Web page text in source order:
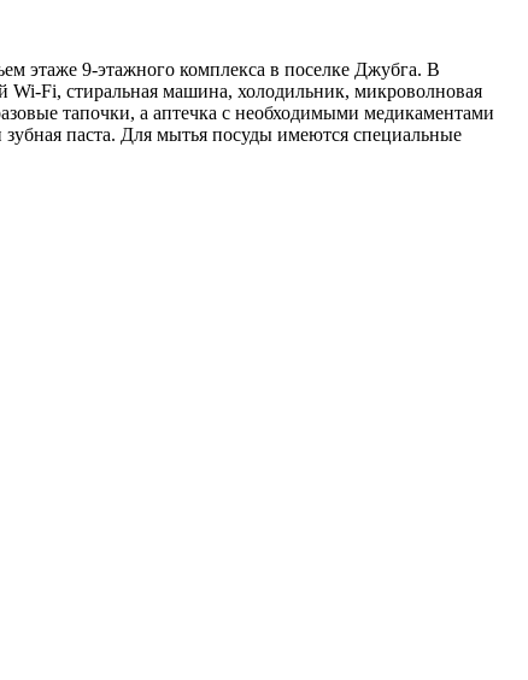
этаже 9-этажного комплекса в поселке Джубга. В
Wi-Fi, стиральная машина, холодильник, микроволновая
тапочки, а аптечка с необходимыми медикаментами
паста. Для мытья посуды имеются специальные